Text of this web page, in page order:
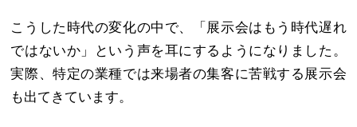
こうした時代の変化の中で、「展示会はもう時代遅れ
ではないか」という声を耳にするようになりました。
実際、特定の業種では来場者の集客に苦戦する展示会
も出てきています。